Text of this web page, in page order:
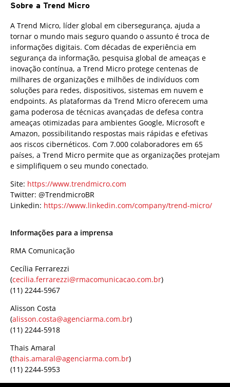
Sobre a Trend Micro
A Trend Micro, líder global em cibersegurança, ajuda a
tornar o mundo mais seguro quando o assunto é troca de
informações digitais. Com décadas de experiência em
segurança da informação, pesquisa global de ameaças e
inovação contínua, a Trend Micro protege centenas de
milhares de organizações e milhões de indivíduos com
soluções para redes, dispositivos, sistemas em nuvem e
endpoints. As plataformas da Trend Micro oferecem uma
gama poderosa de técnicas avançadas de defesa contra
ameaças otimizadas para ambientes Google, Microsoft e
Amazon, possibilitando respostas mais rápidas e efetivas
aos riscos cibernéticos. Com 7.000 colaboradores em 65
países, a Trend Micro permite que as organizações protejam
e simplifiquem o seu mundo conectado.
Site: https://www.trendmicro.com
Twitter: @TrendmicroBR
Linkedin: https://www.linkedin.com/company/trend-micro/
Informações para a imprensa
RMA Comunicação
Cecília Ferrarezzi
(cecilia.ferrarezzi@rmacomunicacao.com.br)
(11) 2244-5967
Alisson Costa
(alisson.costa@agenciarma.com.br)
(11) 2244-5918
Thais Amaral
(thais.amaral@agenciarma.com.br)
(11) 2244-5953